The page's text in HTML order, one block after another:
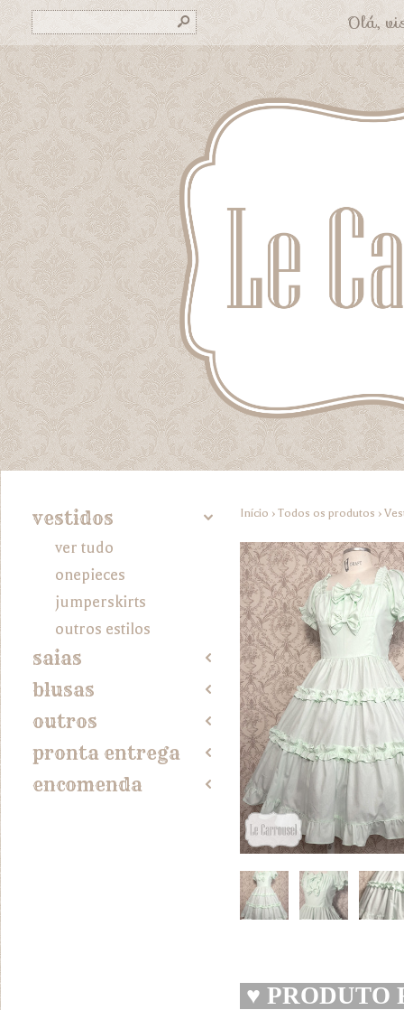
s Olá,
vestidos 4
ver tudo
onepieces
jumperskirts
outros estilos
saias 2
blusas 2
outros 2
pronta entrega 2
encomenda 2
Início › Todos os produtos ›
♥ PRODUTO